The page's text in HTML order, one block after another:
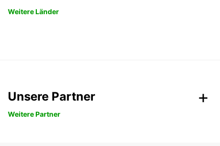
Weitere Länder
Unsere Partner
Weitere Partner